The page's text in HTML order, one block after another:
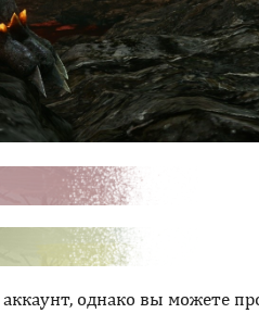
аккаунт, однако вы можете